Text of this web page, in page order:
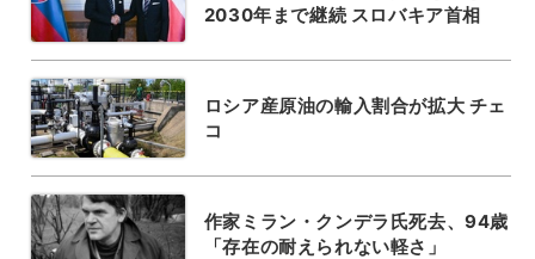
2030年まで継続 スロバキア首相
ロシア産原油の輸入割合が拡大 チェ
コ
作家ミラン・クンデラ氏死去、94歳
「存在の耐えられない軽さ」